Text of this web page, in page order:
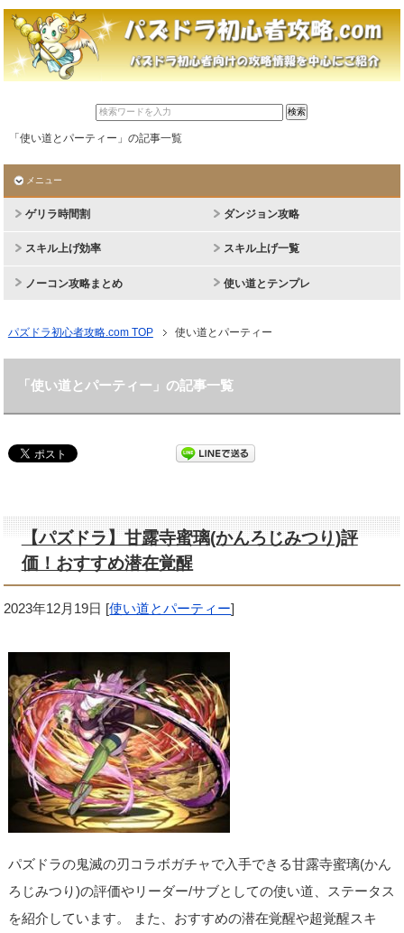
「使い道とパーティー」の記事一覧
メニュー
ゲリラ時間割 ダンジョン攻略
スキル上げ効率 スキル上げ一覧
ノーコン攻略まとめ 使い道とテンプレ
パズドラ初心者攻略.com TOP 使い道とパーティー
「使い道とパーティー」の記事一覧
【パズドラ】甘露寺蜜璃(かんろじみつり)評
価！おすすめ潜在覚醒
2023年12月19日 [使い道とパーティー]
パズドラの鬼滅の刃コラボガチャで入手できる甘露寺蜜璃(かん
ろじみつり)の評価やリーダー/サブとしての使い道、ステータス
を紹介しています。 また、おすすめの潜在覚醒や超覚醒スキ